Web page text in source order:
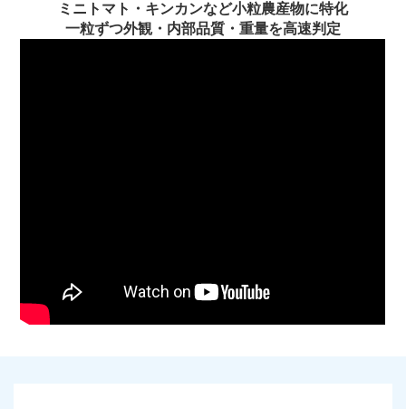
ミニトマト・キンカンなど小粒農産物に特化
一粒ずつ外観・内部品質・重量を高速判定